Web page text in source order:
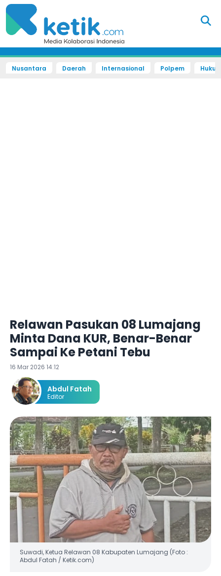
Nusantara Daerah Internasional Polpem
Relawan Pasukan 08 Lumajang
Minta Dana KUR, Benar-Benar
Sampai Ke Petani Tebu
16 Mar 2026 14:12
Abdul Fatah
Editor
Suwadi, Ketua Relawan 08 Kabupaten Lumajang (Foto :
Abdul Fatah / Ketik.com)